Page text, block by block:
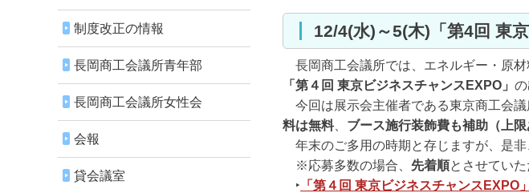
12/4(水)～5(木)「第4回 東
長岡商工会議所では、エネルギー・原材
「第４回 東京ビジネスチャンスEXPO」
今回は展示会主催者である東京商工会議
料は無料、 ブース施行装飾費も補助（上限
年末のご多用の時期と存じますが、是非
※応募多数の場合、 先着順とさせてい
‣ 「第４回 東京ビジネスチャンスEXPO
制度改正の情報
長岡商工会議所青年部
長岡商工会議所女性会
会報
貸会議室